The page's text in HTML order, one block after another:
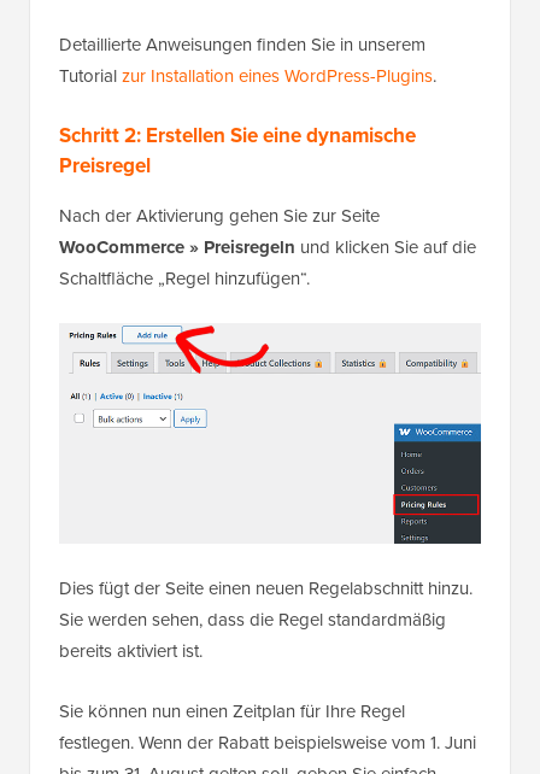
Detaillierte Anweisungen finden Sie in unserem
Tutorialzur Installation eines WordPress-Plugins.
Schritt 2: Erstellen Sie eine dynamische
Preisregel
Nach der Aktivierung gehen Sie zur Seite
WooCommerce » Preisregeln und klicken Sie auf die
Schaltfläche „Regel hinzufügen“.
Dies fügt der Seite einen neuen Regelabschnitt hinzu.
Sie werden sehen, dass die Regel standardmäßig
bereits aktiviert ist.
Sie können nun einen Zeitplan für Ihre Regel
festlegen. Wenn der Rabatt beispielsweise vom 1. Juni